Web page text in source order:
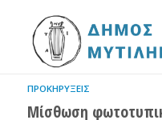
ΠΡΟΚΗΡΎΞΕΙΣ
Μίσθωση